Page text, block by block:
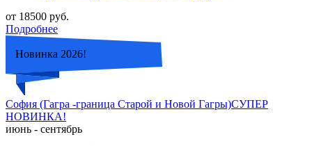
от 18500 руб.
Подробнее
Новинка 2026!
София (Гагра -граница Старой и Новой Гагры)СУПЕР
НОВИНКА!
июнь - сентябрь